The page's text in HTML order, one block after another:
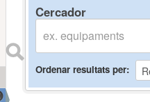
Cercador
Ordenar resultats per